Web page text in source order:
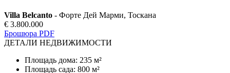
Villa Belcanto - Форте Дей Марми, Тоскана
€ 3.800.000
Брошюра PDF
ДЕТАЛИ НЕДВИЖИМОСТИ
Площадь дома: 235 м²
Площадь сада: 800 м²